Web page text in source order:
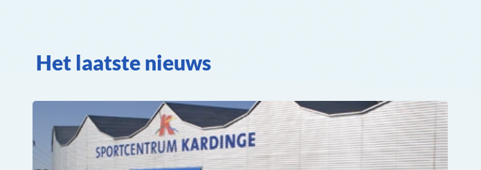
Het laatste nieuws